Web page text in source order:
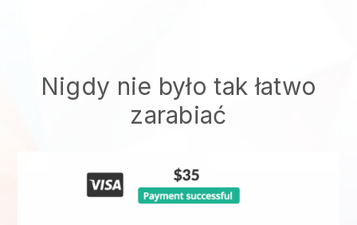
Nigdy nie było tak łatwo
zarabiać